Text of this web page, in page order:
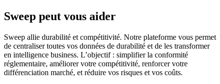
Sweep peut vous aider
Sweep allie durabilité et compétitivité. Notre plateforme vous permet
de centraliser toutes vos données de durabilité et de les transformer
en intelligence business. L’objectif : simplifier la conformité
réglementaire, améliorer votre compétitivité, renforcer votre
différenciation marché, et réduire vos risques et vos coûts.